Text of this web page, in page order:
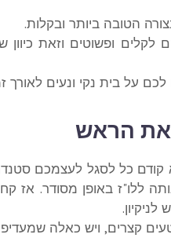
הטובה ביותר ובקלות.
ופשוטים וזאת כיוון
על בית נקי ונעים לאורך
את הראש
כל לסגל לעצמכם
ללו"ז באופן מסודר. אז
קצרים, ויש כאלה